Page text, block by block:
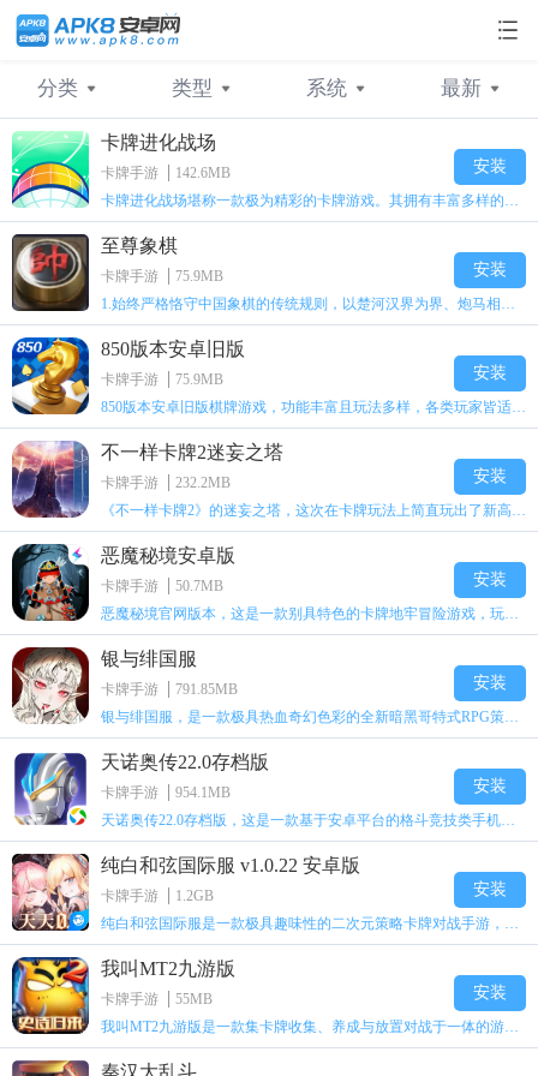
分类
不限 卡牌手游
经营策略 角色RPG 变态手游
满Vip版手游 手机游戏
GM手游
类型
不限 角色
策略 放置 动作
休闲
系统
不限 苹果
最新
最新卡牌进化战场
卡牌手游
142.6MB
安装
至尊象棋
卡牌手游
75.9MB
安装
850版本安卓旧版
卡牌手游
75.9MB
安装
不一样卡牌2迷妄之塔
卡牌手游
232.2MB
安装
恶魔秘境安卓版
卡牌手游
50.7MB
安装
银与绯国服
卡牌手游
791.85MB
安装
天诺奥传22.0存档版
卡牌手游
954.1MB
安装
纯白和弦国际服 v1.0.22 安卓版
卡牌手游
1.2GB
安装
我叫MT2九游版
卡牌手游
55MB
安装
秦汉大乱斗